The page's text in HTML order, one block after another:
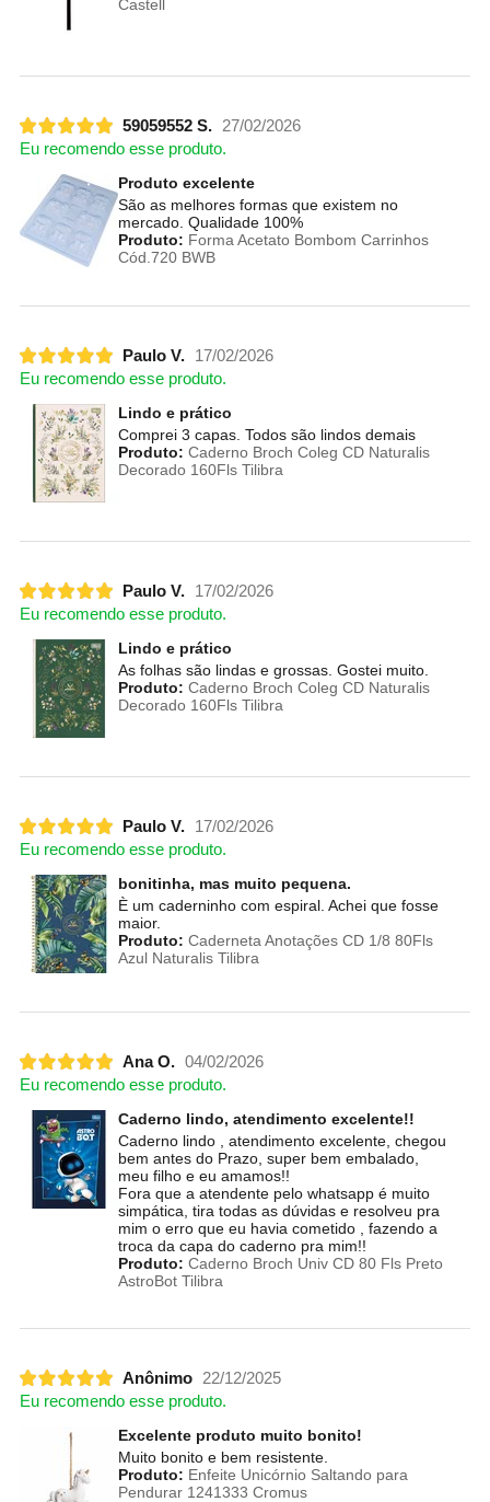
Castell
59059552 S.
27/02/2026
Eu recomendo esse produto.
Produto excelente
São as melhores formas que existem no
mercado. Qualidade 100%
Produto: Forma Acetato Bombom Carrinhos
Cód.720 BWB
Paulo V.
17/02/2026
Eu recomendo esse produto.
Lindo e prático
Comprei 3 capas. Todos são lindos demais
Produto: Caderno Broch Coleg CD Naturalis
Decorado 160Fls Tilibra
Paulo V.
17/02/2026
Eu recomendo esse produto.
Lindo e prático
As folhas são lindas e grossas. Gostei muito.
Produto: Caderno Broch Coleg CD Naturalis
Decorado 160Fls Tilibra
Paulo V.
17/02/2026
Eu recomendo esse produto.
bonitinha, mas muito pequena.
È um caderninho com espiral. Achei que fosse
maior.
Produto: Caderneta Anotações CD 1/8 80Fls
Azul Naturalis Tilibra
Ana O. 04/02/2026
Eu recomendo esse produto.
Caderno lindo, atendimento excelente!!
Caderno lindo , atendimento excelente, chegou
bem antes do Prazo, super bem embalado,
meu filho e eu amamos!!
Fora que a atendente pelo whatsapp é muito
simpática, tira todas as dúvidas e resolveu pra
mim o erro que eu havia cometido , fazendo a
troca da capa do caderno pra mim!!
Produto: Caderno Broch Univ CD 80 Fls Preto
AstroBot Tilibra
Anônimo
22/12/2025
Eu recomendo esse produto.
Excelente produto muito bonito!
Muito bonito e bem resistente.
Produto: Enfeite Unicórnio Saltando para
Pendurar 1241333 Cromus